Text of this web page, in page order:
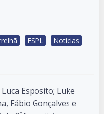
ESPL Notícias
Esposito; Luke
Fábio Gonçalves e